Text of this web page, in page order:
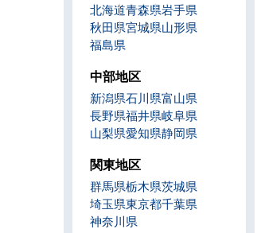
北海道青森県岩手県
秋田県宮城県山形県
福島県
中部地区
新潟県石川県富山県
長野県福井県岐阜県
山梨県愛知県静岡県
関東地区
群馬県栃木県茨城県
埼玉県東京都千葉県
神奈川県